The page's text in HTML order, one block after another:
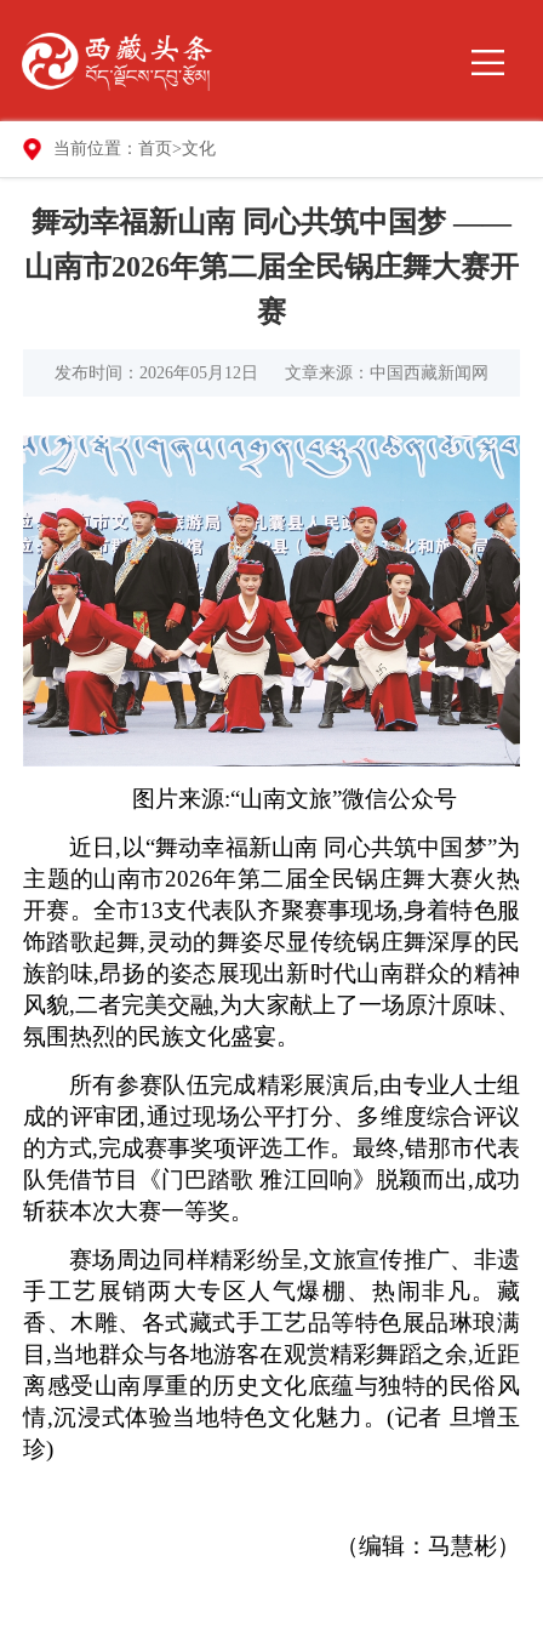
当前位置： 首页 >文化
舞动幸福新山南 同心共筑中国梦 ——
山南市2026年第二届全民锅庄舞大赛开
赛
发布时间：2026年05月12日 文章来源：中国西藏新闻网
图片来源:“山南文旅”微信公众号
近日,以“舞动幸福新山南 同心共筑中国梦”为
主题的山南市2026年第二届全民锅庄舞大赛火热
开赛。全市13支代表队齐聚赛事现场,身着特色服
饰踏歌起舞,灵动的舞姿尽显传统锅庄舞深厚的民
族韵味,昂扬的姿态展现出新时代山南群众的精神
风貌,二者完美交融,为大家献上了一场原汁原味、
氛围热烈的民族文化盛宴。
所有参赛队伍完成精彩展演后,由专业人士组
成的评审团,通过现场公平打分、多维度综合评议
的方式,完成赛事奖项评选工作。最终,错那市代表
队凭借节目《门巴踏歌 雅江回响》脱颖而出,成功
斩获本次大赛一等奖。
赛场周边同样精彩纷呈,文旅宣传推广、非遗
手工艺展销两大专区人气爆棚、热闹非凡。藏
香、木雕、各式藏式手工艺品等特色展品琳琅满
目,当地群众与各地游客在观赏精彩舞蹈之余,近距
离感受山南厚重的历史文化底蕴与独特的民俗风
情,沉浸式体验当地特色文化魅力。(记者 旦增玉
珍)
（编辑：马慧彬）